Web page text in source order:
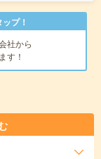
プ！
社から
す！